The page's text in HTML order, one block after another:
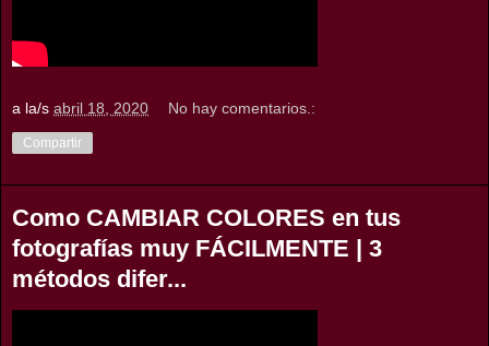
a la/s abril 18, 2020 No hay comentarios.:
Compartir
Como CAMBIAR COLORES en tus
fotografías muy FÁCILMENTE | 3
métodos difer...